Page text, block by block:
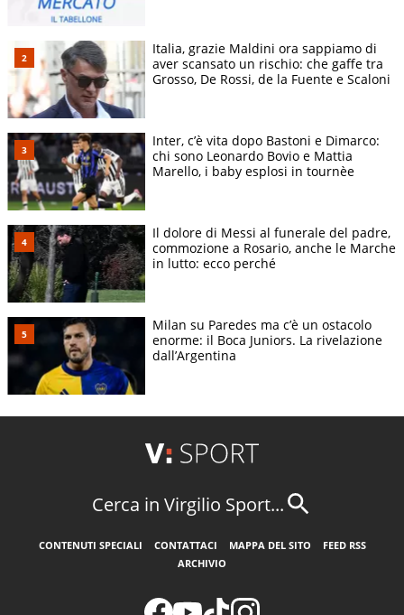
Italia, grazie Maldini ora sappiamo di
aver scansato un rischio: che gaffe tra
Grosso, De Rossi, de la Fuente e Scaloni
Inter, c’è vita dopo Bastoni e Dimarco:
chi sono Leonardo Bovio e Mattia
Marello, i baby esplosi in tournèe
Il dolore di Messi al funerale del padre,
commozione a Rosario, anche le Marche
in lutto: ecco perché
Milan su Paredes ma c’è un ostacolo
enorme: il Boca Juniors. La rivelazione
dall’Argentina
Cerca in Virgilio Sport...
CONTENUTI SPECIALI CONTATTACI MAPPA DEL SITO
FEED RSS
ARCHIVIO